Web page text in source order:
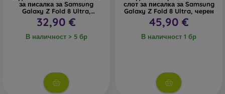
за писалка за Samsung
Galaxy Z Fold 8 Ultra,
прозрачно черен
32,90 €
В наличност > 5 бр
слот за писалка за Samsung
Galaxy Z Fold 8 Ultra, черен
45,90 €
В наличност 1 бр